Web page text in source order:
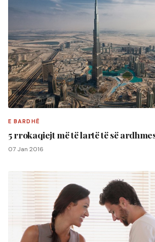
E BARDHË
5 rrokaqiejt më të lartë të së
07 Jan 2016